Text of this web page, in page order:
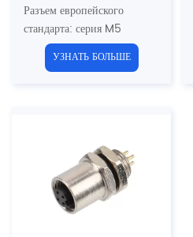
Разъем европейского
стандарта: серия M5
Тип конструкции:
Фронтальный разъем
Материал кабеля:
Одиночные провода
Экранированный: Нет
Длина кабеля: 10 см/20
УЗНАТЬ БОЛЬШЕ